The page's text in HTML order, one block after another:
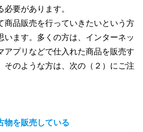
要があります。
商品販売を行っていきたいという方
います。多くの方は、インターネッ
アプリなどで仕入れた商品を販売す
そのような方は、次の（２）にご注
物を販売している